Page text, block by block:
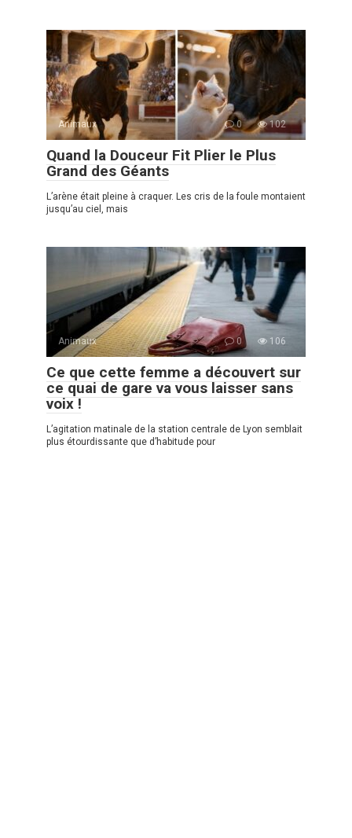
Animaux 0 102
Quand la Douceur Fit Plier le Plus
Grand des Géants
L’arène était pleine à craquer. Les cris de la foule montaient
jusqu’au ciel, mais
Animaux 0 106
Ce que cette femme a découvert sur
ce quai de gare va vous laisser sans
voix !
L’agitation matinale de la station centrale de Lyon semblait
plus étourdissante que d’habitude pour